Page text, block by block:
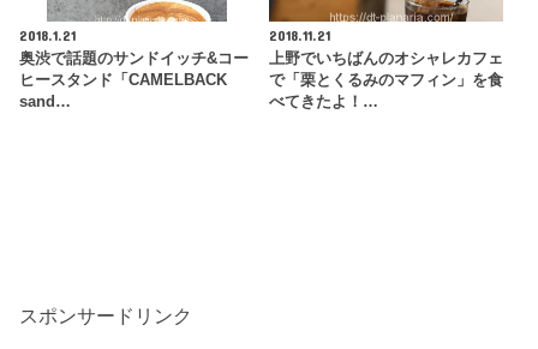
2018.1.21
奥渋で話題のサンドイッチ&コー
ヒースタンド「CAMELBACK
sand…
2018.11.21
上野でいちばんのオシャレカフェ
で「栗とくるみのマフィン」を食
べてきたよ！…
スポンサードリンク